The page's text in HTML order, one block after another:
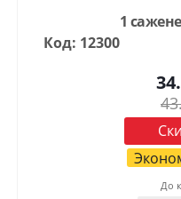
1
Код: 12300
До